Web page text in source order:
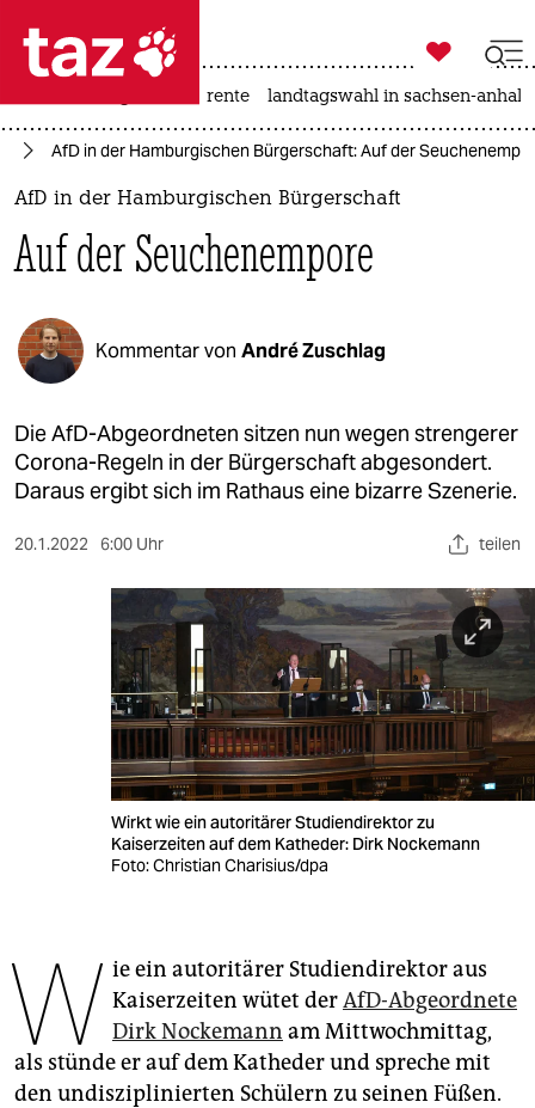
 taz zahl ich
taz zahl ich
politik
öko
gesellschaft
kultur
sport
berlin
wahrheit
veranstaltungen
abo
genossenschaft
epaper login

taz zahl ich
rente landtagswahl in sachsen-anhalt
AfD in der Hamburgischen Bürgerschaft: Auf der
AfD in der Hamburgischen Bürgerschaft
Auf der Seuchenempore
Kommentar von André Zuschlag
Die AfD-Abgeordneten sitzen nun wegen strengerer
Corona-Regeln in der Bürgerschaft abgesondert.
Daraus ergibt sich im Rathaus eine bizarre Szenerie.
20.1.2022 6:00 Uhr teilen
Wirkt wie ein autoritärer Studiendirektor zu
Kaiserzeiten auf dem Katheder: Dirk Nockemann
Foto: Christian Charisius/dpa
W ie ein autoritärer Studiendirektor aus
Kaiserzeiten wütet derAfD-Abgeordnete
Dirk Nockemann am Mittwochmittag,
als stünde er auf dem Katheder und spreche mit
den undisziplinierten Schülern zu seinen Füßen.